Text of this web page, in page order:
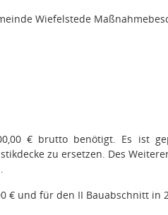
Wiefelstede
€ brutto benötigt. Es ist
zu ersetzen. Des
€ und für den II Bauabschnitt in